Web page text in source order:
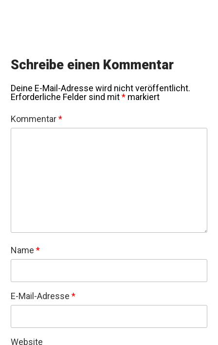
Schreibe einen Kommentar
Deine E-Mail-Adresse wird nicht veröffentlicht.
Erforderliche Felder sind mit* markiert
Kommentar*
Name*
E-Mail-Adresse*
Website